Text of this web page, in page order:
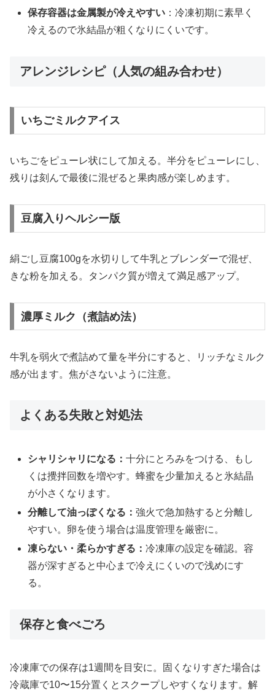
保存容器は金属製が冷えやすい ：冷凍初期に素早く
冷えるので氷結晶が粗くなりにくいです。
アレンジレシピ（人気の組み合わせ）
いちごミルクアイス
いちごをピューレ状にして加える。半分をピューレにし、
残りは刻んで最後に混ぜると果肉感が楽しめます。
豆腐入りヘルシー版
絹ごし豆腐100gを水切りして牛乳とブレンダーで混ぜ、
きな粉を加える。タンパク質が増えて満足感アップ。
濃厚ミルク（煮詰め法）
牛乳を弱火で煮詰めて量を半分にすると、リッチなミルク
感が出ます。焦がさないように注意。
よくある失敗と対処法
シャリシャリになる：十分にとろみをつける、もし
くは攪拌回数を増やす。蜂蜜を少量加えると氷結晶
が小さくなります。
分離して油っぽくなる：強火で急加熱すると分離し
やすい。卵を使う場合は温度管理を厳密に。
凍らない・柔らかすぎる：冷凍庫の設定を確認。容
器が深すぎると中心まで冷えにくいので浅めにす
る。
保存と食べごろ
冷凍庫での保存は1週間を目安に。固くなりすぎた場合は
冷蔵庫で10〜15分置くとスクープしやすくなります。解